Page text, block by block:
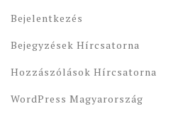
Bejelentkezés
Bejegyzések Hírcsatorna
Hozzászólások Hírcsatorna
WordPress Magyarország